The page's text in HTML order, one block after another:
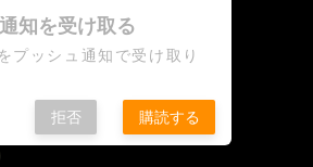
知を受け取る
プッシュ通知で受け取り
拒否 購読する